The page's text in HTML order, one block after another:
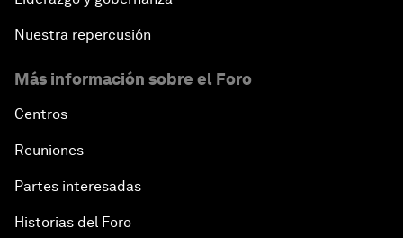
Nuestra repercusión
Más información sobre el Foro
Centros
Reuniones
Partes interesadas
Historias del Foro